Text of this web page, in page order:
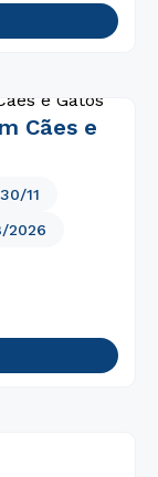
Cães e
2026
30/11